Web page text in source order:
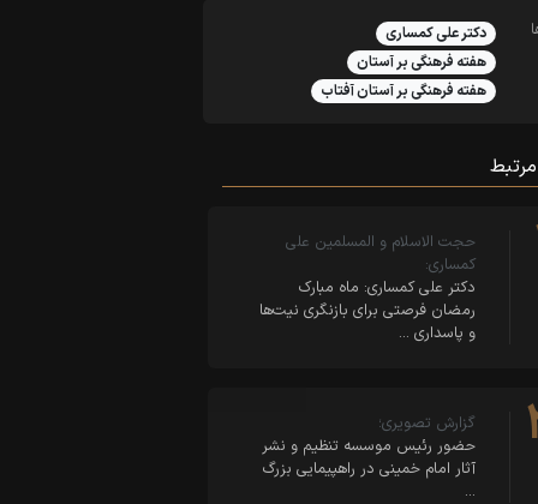
دکتر علی کمساری
هفته فرهنگی بر آستان
هفته فرهنگی بر آستان آفتاب
حجت الاسلام و المسلمین علی
کمساری:
دکتر علی کمساری: ماه مبارک
رمضان فرصتی برای بازنگری نیت‌ها
و پاسداری …
گزارش تصویری؛
حضور رئیس موسسه تنظیم و نشر
آثار امام خمینی در راهپیمایی بزرگ
…